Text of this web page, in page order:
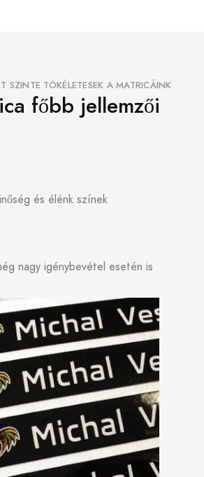
SZINTE TÖKÉLETESEK A MATRICÁINK
főbb jellemzői
és élénk színek
nagy igénybevétel esetén is